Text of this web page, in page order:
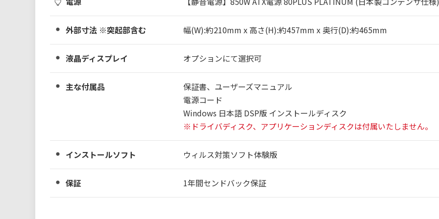
外部寸法 ※突起部含む 幅(W):約210mm x 高さ(H):約457mm x 奥行(D):約465mm
液晶ディスプレイ オプションにて選択可
主な付属品
保証書、ユーザーズマニュアル
電源コード
Windows 日本語 DSP版 インストールディスク
※ドライバディスク、アプリケーションディスクは付属いたしません。
インストールソフト ウィルス対策ソフト体験版
保証 1年間センドバック保証